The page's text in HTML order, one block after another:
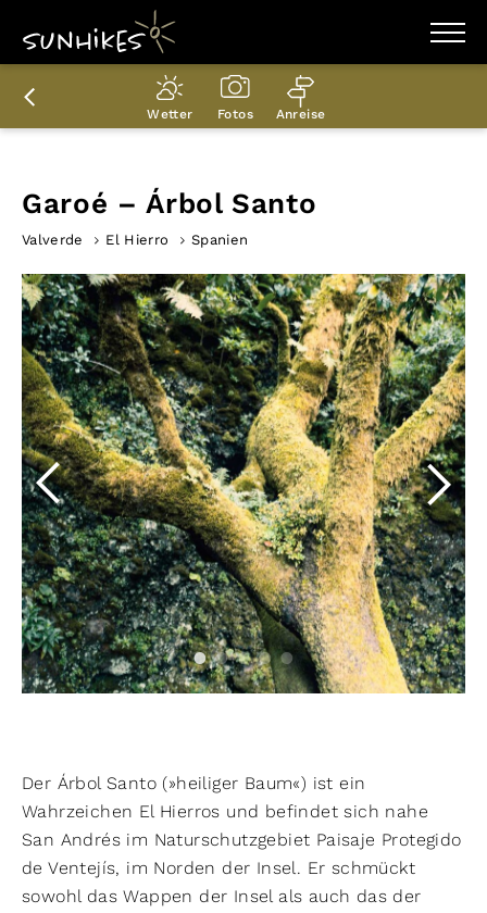
WANDERZIELE
WANDERUNGEN
ENTDECKEN
PLANER
Wetter Fotos Anreise
Garoé – Árbol Santo
Valverde El Hierro Spanien
Der Árbol Santo (»heiliger Baum«) ist ein
Wahrzeichen El Hierros und befindet sich nahe
San Andrés im Naturschutzgebiet Paisaje Protegido
de Ventejís, im Norden der Insel. Er schmückt
sowohl das Wappen der Insel als auch das der